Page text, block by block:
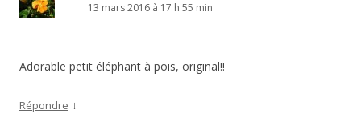
13 mars 2016 à 17 h 55 min
Adorable petit éléphant à pois, original!!
Répondre ↓